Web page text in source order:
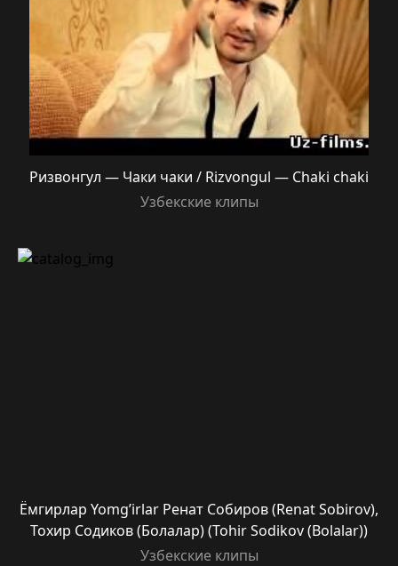
Ризвонгул — Чаки чаки / Rizvongul — Chaki chaki
Узбекские клипы
Ёмгирлар Yomg’irlar Ренат Собиров (Renat Sobirov),
Тохир Содиков (Болалар) (Tohir Sodikov (Bolalar))
Узбекские клипы